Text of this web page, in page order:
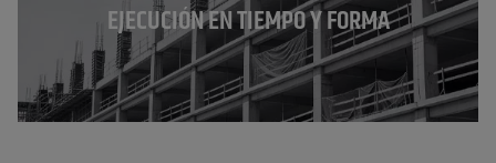
EJECUCIÓN EN TIEMPO Y FORMA